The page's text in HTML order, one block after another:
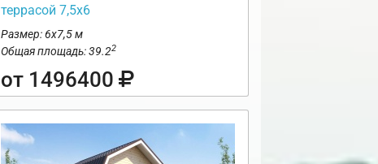
террасой 7,5х6
Размер: 6х7,5 м
Общая площадь: 39.22
от 1496400